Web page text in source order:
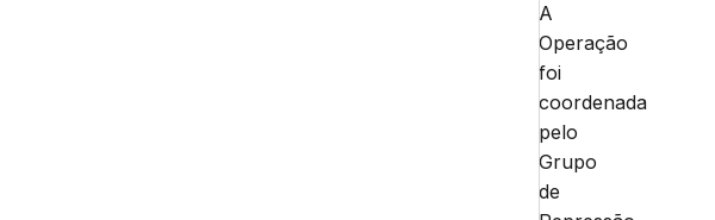
A
Operação
foi
coordenada
pelo
Grupo
de